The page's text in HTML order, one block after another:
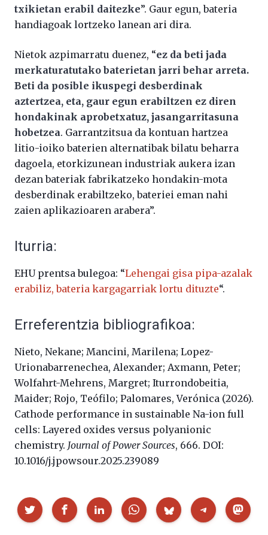
txikietan erabil daitezke”. Gaur egun, bateria
handiagoak lortzeko lanean ari dira.
Nietok azpimarratu duenez, “ez da beti jada
merkaturatutako baterietan jarri behar arreta.
Beti da posible ikuspegi desberdinak
aztertzea, eta, gaur egun erabiltzen ez diren
hondakinak aprobetxatuz, jasangarritasuna
hobetzea. Garrantzitsua da kontuan hartzea
litio-ioiko baterien alternatibak bilatu beharra
dagoela, etorkizunean industriak aukera izan
dezan bateriak fabrikatzeko hondakin-mota
desberdinak erabiltzeko, bateriei eman nahi
zaien aplikazioaren arabera”.
Iturria:
EHU prentsa bulegoa: “Lehengai gisa pipa-azalak
erabiliz, bateria kargagarriak lortu dituzte“.
Erreferentzia bibliografikoa:
Nieto, Nekane; Mancini, Marilena; Lopez-
Urionabarrenechea, Alexander; Axmann, Peter;
Wolfahrt-Mehrens, Margret; Iturrondobeitia,
Maider; Rojo, Teófilo; Palomares, Verónica (2026).
Cathode performance in sustainable Na-ion full
cells: Layered oxides versus polyanionic
chemistry. Journal of Power Sources, 666. DOI:
10.1016/j.jpowsour.2025.239089
Partekatu